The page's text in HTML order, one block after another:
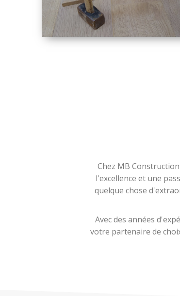
Chez MB
l'excellence et une
quelque chose
Avec des années
votre partenaire de